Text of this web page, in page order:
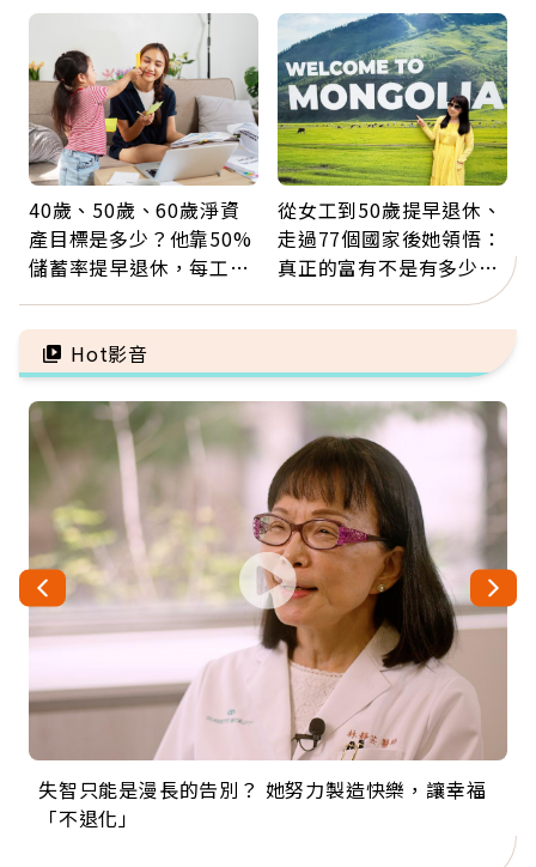
注意
40歲、50歲、60歲淨資
產目標是多少？他靠50%
儲蓄率提早退休，每工作
從女工到50歲提早退休、
走過77個國家後她領悟：
真正的富有不是有多少
錢，而是擁有選擇人生的
自由
Hot影音
失智只能是漫長的告別？ 她努力製造快樂，讓幸福
「不退化」
來自剛果的巧克力神父 為台灣奉獻36年 「台灣是我
的家，我連作夢都講台語！」
63歲卸矽谷副總、搬回台灣找快樂！「蛋黃哥小
丑」走進安養院，逗樂上萬爺奶：退休後才開始真
104歲打破金氏世界紀錄 成為全球最年長羽球選
手，分享長壽的秘密原來是「這個」
事業巔峰他選擇追夢…黑手阿伯拉小提琴還登上小
巨蛋！連CNN都大讚！